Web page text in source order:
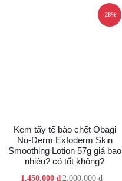
-28%
Kem tẩy tế bào chết Obagi
Nu-Derm Exfoderm Skin
Smoothing Lotion 57g giá bao
nhiêu? có tốt không?
2.000.000₫
Giá
1.450.000 ₫ Giá